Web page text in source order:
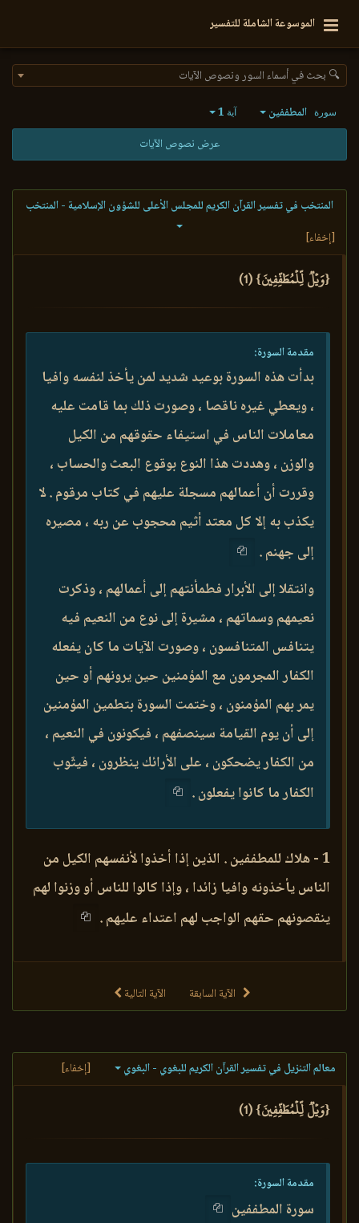
الموسوعة الشاملة للتفسير
🔍 بحث في أسماء السور ونصوص الآيات
سورة المطففين آية 1
عرض نصوص الآيات
المنتخب في تفسير القرآن الكريم للمجلس الأعلى للشؤون الإسلامية - المنتخب
[إخفاء]
{وَيۡلٞ لِّلۡمُطَفِّفِينَ} (1)
مقدمة السورة:
بدأت هذه السورة بوعيد شديد لمن يأخذ لنفسه وافيا
، ويعطي غيره ناقصا ، وصورت ذلك بما قامت عليه
معاملات الناس في استيفاء حقوقهم من الكيل
والوزن ، وهددت هذا النوع بوقوع البعث والحساب ،
وقررت أن أعمالهم مسجلة عليهم في كتاب مرقوم . لا
يكذب به إلا كل معتد أثيم محجوب عن ربه ، مصيره
إلى جهنم .
وانتقلا إلى الأبرار فطمأنتهم إلى أعمالهم ، وذكرت
نعيمهم وسماتهم ، مشيرة إلى نوع من النعيم فيه
يتنافس المتنافسون ، وصورت الآيات ما كان يفعله
الكفار المجرمون مع المؤمنين حين يرونهم أو حين
يمر بهم المؤمنون ، وختمت السورة بتطمين المؤمنين
إلى أن يوم القيامة سينصفهم ، فيكونون في النعيم ،
من الكفار يضحكون ، على الأرائك ينظرون ، فيثّوب
الكفار ما كانوا يفعلون .
1 - هلاك للمطففين . الذين إذا أخذوا لأنفسهم الكيل من
الناس يأخذونه وافيا زائدا ، وإذا كالوا للناس أو وزنوا لهم
ينقصونهم حقهم الواجب لهم اعتداء عليهم .
الآية السابقة الآية التالية
معالم التنزيل في تفسير القرآن الكريم للبغوي - البغوي [إخفاء]
{وَيۡلٞ لِّلۡمُطَفِّفِينَ} (1)
مقدمة السورة:
سورة المطففين